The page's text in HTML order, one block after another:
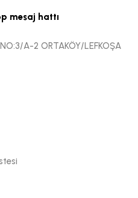
mesaj hattı
A-2 ORTAKÖY/LEFKOŞA